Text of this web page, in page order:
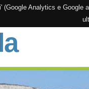
Analytics e